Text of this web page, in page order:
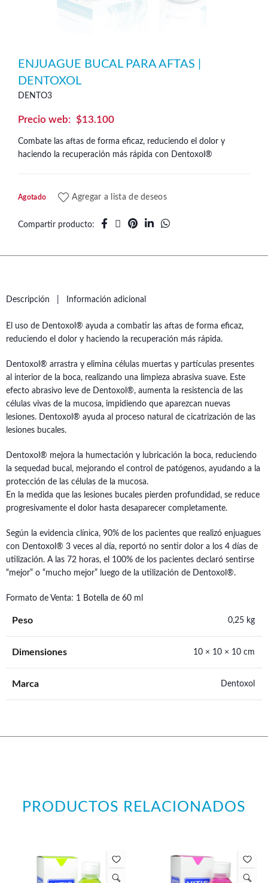
ENJUAGUE BUCAL PARA AFTAS |
DENTOXOL
DENTO3
$13.100
Combate las aftas de forma eficaz, reduciendo el dolor y
haciendo la recuperación más rápida con Dentoxol®
Agotado Agregar a lista de deseos
Compartir producto
Descripción Información adicional
El uso de Dentoxol® ayuda a combatir las aftas de forma eficaz,
reduciendo el dolor y haciendo la recuperación más rápida.
Dentoxol® arrastra y elimina células muertas y partículas presentes
al interior de la boca, realizando una limpieza abrasiva suave. Este
efecto abrasivo leve de Dentoxol®, aumenta la resistencia de las
células vivas de la mucosa, impidiendo que aparezcan nuevas
lesiones. Dentoxol® ayuda al proceso natural de cicatrización de las
lesiones bucales.
Dentoxol® mejora la humectación y lubricación la boca, reduciendo
la sequedad bucal, mejorando el control de patógenos, ayudando a la
protección de las células de la mucosa.
En la medida que las lesiones bucales pierden profundidad, se reduce
progresivamente el dolor hasta desaparecer completamente.
Según la evidencia clínica, 90% de los pacientes que realizó enjuagues
con Dentoxol® 3 veces al día, reportó no sentir dolor a los 4 días de
utilización. A las 72 horas, el 100% de los pacientes declaró sentirse
“mejor” o “mucho mejor” luego de la utilización de Dentoxol®.
Formato de Venta: 1 Botella de 60 ml
Peso 0,25 kg
Dimensiones 10 × 10 × 10 cm
Marca Dentoxol
PRODUCTOS RELACIONADOS